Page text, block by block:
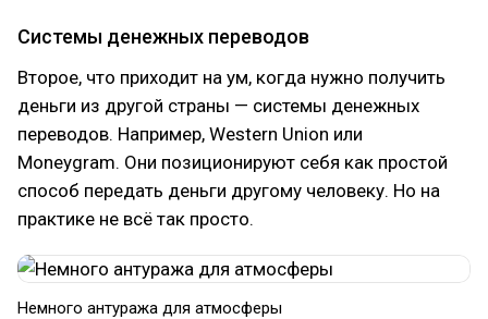
Системы денежных переводов
Второе, что приходит на ум, когда нужно получить
деньги из другой страны — системы денежных
переводов. Например, Western Union или
Moneygram. Они позиционируют себя как простой
способ передать деньги другому человеку. Но на
практике не всё так просто.
Немного антуража для атмосферы